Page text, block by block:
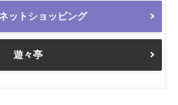
ットショッピング
遊々亭